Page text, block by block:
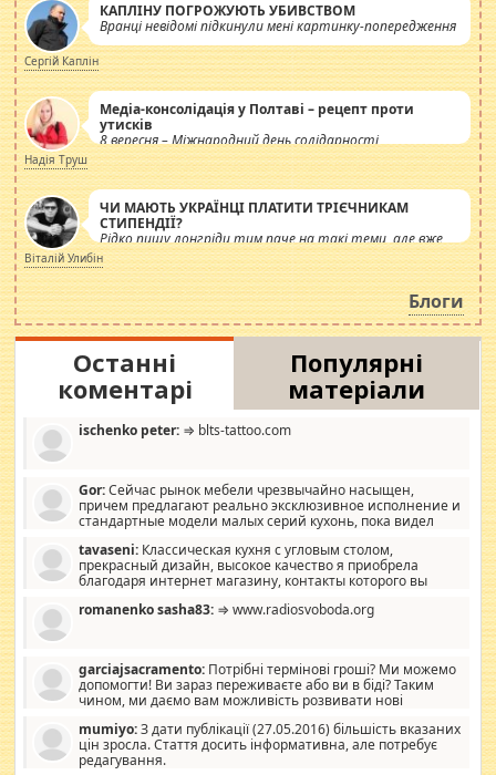
КАПЛІНУ ПОГРОЖУЮТЬ УБИВСТВОМ
Вранці невідомі підкинули мені картинку-попередження
Сергій Каплін
Медіа-консолідація у Полтаві – рецепт проти
утисків
8 вересня – Міжнародний день солідарності
журналістів.
Надія Труш
ЧИ МАЮТЬ УКРАЇНЦІ ПЛАТИТИ ТРІЄЧНИКАМ
СТИПЕНДІЇ?
Рідко пишу лонгріди тим паче на такі теми, але вже
просто дістало! Обурюють сьогоднішні інсенуації
навколо стипендіального питання. Штучно
роздувається ще одна соціальна катастрофа.
Віталій Улибін
Блоги
Останні
коментарі
Популярні
матеріали
ischenko peter: ⇒ blts-tattoo.com
Gor:Сейчас рынок мебели чрезвычайно насыщен,
причем предлагают реально эксклюзивное исполнение и
стандартные модели малых серий кухонь, пока видел
стандартные формы, в MebelOk, креативненько и что главное -
со вкусом все в порядке, без ненужных наворотов удорожающих
мебель, а это не последний фактор.
tavaseni: Классическая кухня с угловым столом,
прекрасный дизайн, высокое качество я приобрела
благодаря интернет магазину, контакты которого вы
romanenko sasha83: ⇒ www.radiosvoboda.org
garciajsacramento: Потрібні термінові гроші? Ми можемо
допомогти! Ви зараз переживаєте або ви в біді? Таким
чином, ми даємо вам можливість розвивати нові
допомагати людям, які намагаються дати їм шанс. Кожен
заслуговує на другий шанс, і, оскільки влада не зможе, вони
повинні приймати від інших. Для нас нема багато суми, і зрілість
mumiyo:З дати публікації (27.05.2016) більшість вказаних
цін зросла. Стаття досить інформативна, але потребує
редагування.